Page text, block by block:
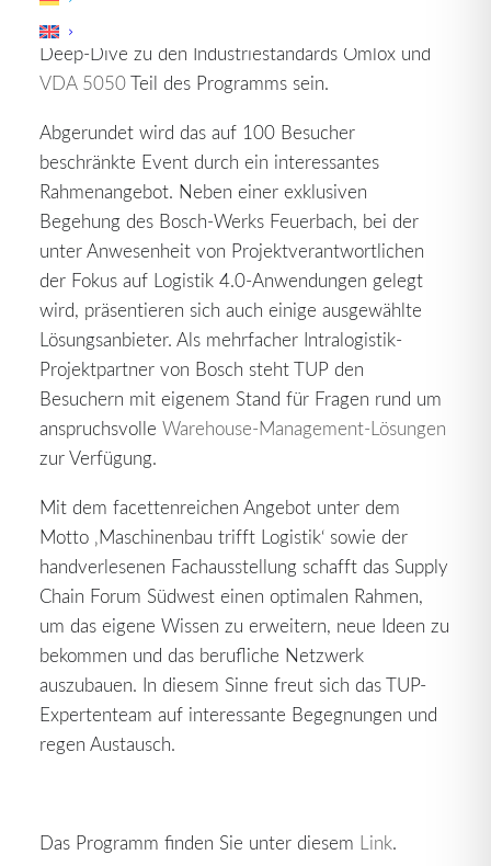
Product-Lifecycle-Management wird auch ein
Deep-Dive zu den Industriestandards Omlox und
VDA 5050Teil des Programms sein.
Abgerundet wird das auf 100 Besucher
beschränkte Event durch ein interessantes
Rahmenangebot. Neben einer exklusiven
Begehung des Bosch-Werks Feuerbach, bei der
unter Anwesenheit von Projektverantwortlichen
der Fokus auf Logistik 4.0-Anwendungen gelegt
wird, präsentieren sich auch einige ausgewählte
Lösungsanbieter. Als mehrfacher Intralogistik-
Projektpartner von Bosch steht TUP den
Besuchern mit eigenem Stand für Fragen rund um
anspruchsvolle Warehouse-Management-Lösungen
zur Verfügung.
Mit dem facettenreichen Angebot unter dem
Motto ‚Maschinenbau trifft Logistik‘ sowie der
handverlesenen Fachausstellung schafft das Supply
Chain Forum Südwest einen optimalen Rahmen,
um das eigene Wissen zu erweitern, neue Ideen zu
bekommen und das berufliche Netzwerk
auszubauen. In diesem Sinne freut sich das TUP-
Expertenteam auf interessante Begegnungen und
regen Austausch.
Das Programm finden Sie unter diesem Link.